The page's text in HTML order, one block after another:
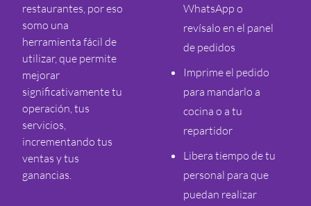
restaurantes, por eso
somo una
herramienta fácil de
utilizar, que permite
mejorar
significativamente tu
operación, tus
servicios,
incrementando tus
ventas y tus
ganancias.
WhatsApp o
revísalo en el panel
de pedidos
Imprime el pedido
para mandarlo a
cocina o a tu
repartidor
Libera tiempo de tu
personal para que
puedan realizar